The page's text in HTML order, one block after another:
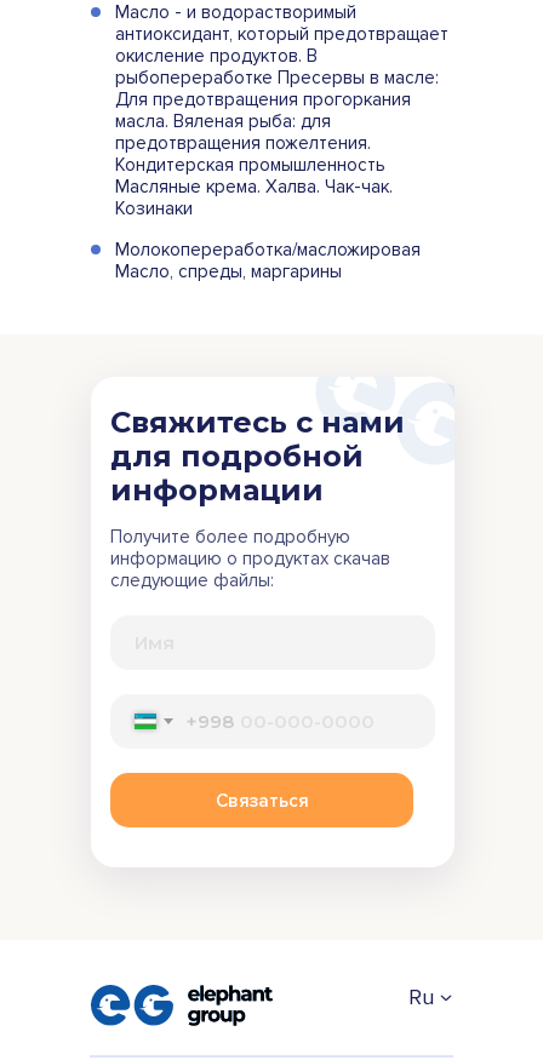
Масло - и водорастворимый
антиоксидант, который предотвращает
окисление продуктов. В
рыбопереработке Пресервы в масле:
Для предотвращения прогоркания
масла. Вяленая рыба: для
предотвращения пожелтения.
Кондитерская промышленность
Масляные крема. Халва. Чак-чак.
Козинаки
Молокопереработка/масложировая
Масло, спреды, маргарины
Свяжитесь с нами
для подробной
информации
Получите более подробную
информацию о продуктах скачав
следующие файлы:
+998
Связаться
Ru